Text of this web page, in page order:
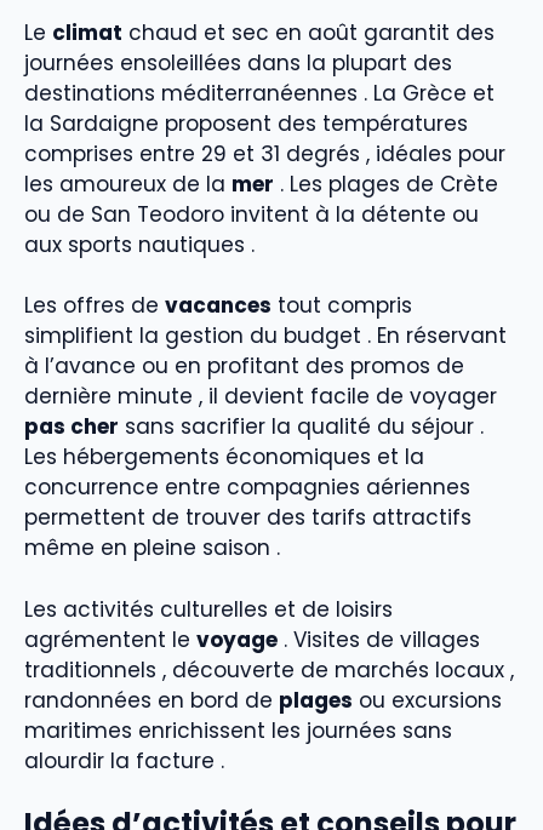
Le climat chaud et sec en août garantit des
journées ensoleillées dans la plupart des
destinations méditerranéennes . La Grèce et
la Sardaigne proposent des températures
comprises entre 29 et 31 degrés , idéales pour
les amoureux de la mer . Les plages de Crète
ou de San Teodoro invitent à la détente ou
aux sports nautiques .
Les offres de vacances tout compris
simplifient la gestion du budget . En réservant
à l’avance ou en profitant des promos de
dernière minute , il devient facile de voyager
pas cher sans sacrifier la qualité du séjour .
Les hébergements économiques et la
concurrence entre compagnies aériennes
permettent de trouver des tarifs attractifs
même en pleine saison .
Les activités culturelles et de loisirs
agrémentent le voyage . Visites de villages
traditionnels , découverte de marchés locaux ,
randonnées en bord de plages ou excursions
maritimes enrichissent les journées sans
alourdir la facture .